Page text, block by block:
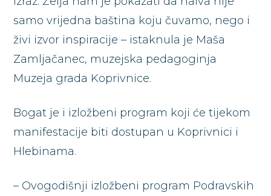
samo vrijedna baština koju čuvamo, nego i
živi izvor inspiracije – istaknula je Maša
Zamljačanec, muzejska pedagoginja
Muzeja grada Koprivnice.
Bogat je i izložbeni program koji će tijekom
manifestacije biti dostupan u Koprivnici i
Hlebinama.
– Ovogodišnji izložbeni program Podravskih